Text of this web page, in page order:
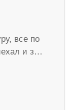
все по
и з…